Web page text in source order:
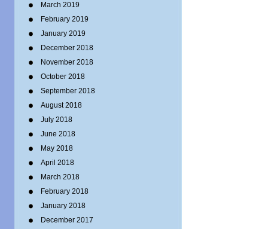
March 2019
February 2019
January 2019
December 2018
November 2018
October 2018
September 2018
August 2018
July 2018
June 2018
May 2018
April 2018
March 2018
February 2018
January 2018
December 2017